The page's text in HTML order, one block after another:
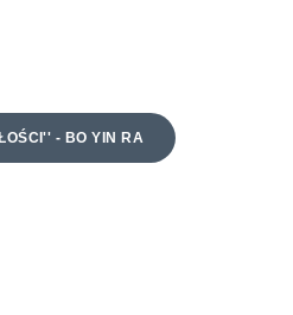
- BO YIN RA